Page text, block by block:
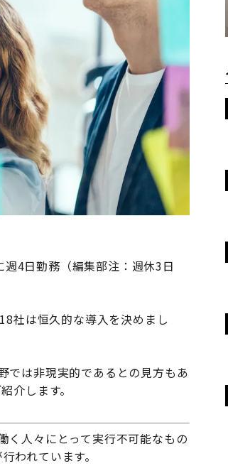
4日勤務（編集部注：週休3日
社は恒久的な導入を決めまし
では非現実的であるとの見方もあ
介します。
く人々にとって実行不可能なもの
われています。